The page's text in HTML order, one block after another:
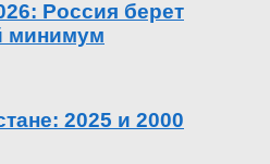
Россия берет
минимум
2025 и 2000